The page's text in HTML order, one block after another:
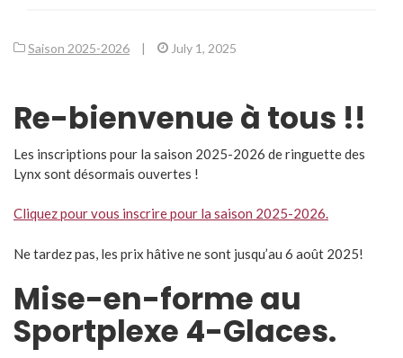
Saison 2025-2026 | July 1, 2025
Re-bienvenue à tous !!
Les inscriptions pour la saison 2025-2026 de ringuette des
Lynx sont désormais ouvertes !
Cliquez pour vous inscrire pour la saison 2025-2026.
Ne tardez pas, les prix hâtive ne sont jusqu’au 6 août 2025!
Mise-en-forme au
Sportplexe 4-Glaces.